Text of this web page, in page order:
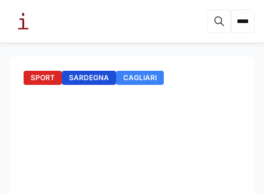
SPORT SARDEGNA CAGLIARI